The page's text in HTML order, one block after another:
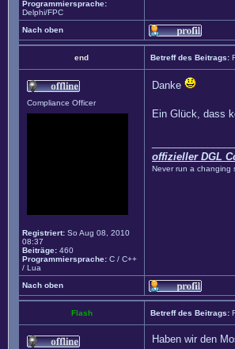
Programmiersprache:
Delphi/FPC
Nach oben
end Betreff des Beitrags:
Compliance Officer
Registriert: So Aug 08, 2010
08:37
Beiträge: 460
Programmiersprache: C / C++
/ Lua
Danke
Ein Glück, dass
offizieller DGL
Never run a changing
Nach oben
Flash Betreff des Beitrags:
Haben wir den